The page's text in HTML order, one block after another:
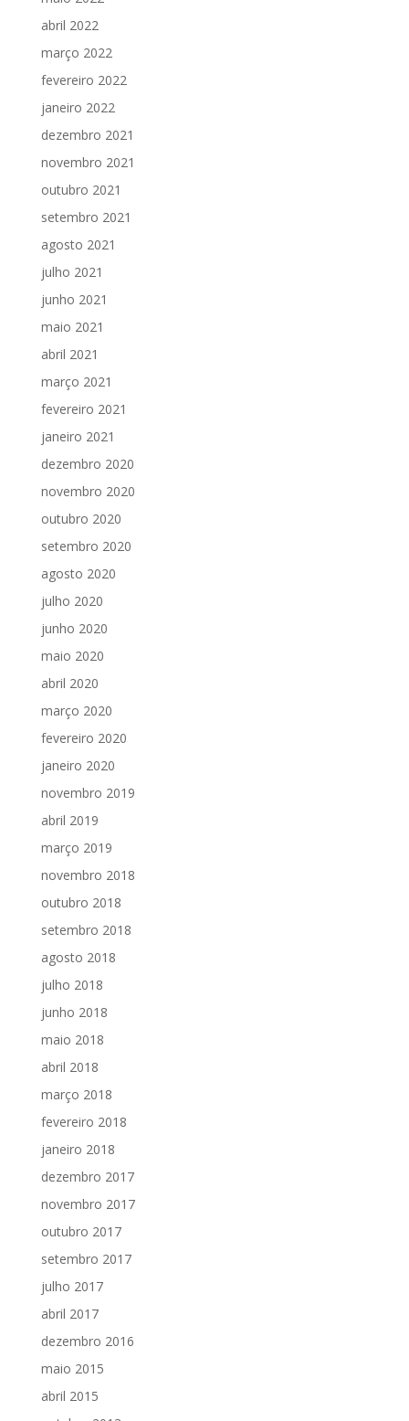
abril 2022
março 2022
fevereiro 2022
janeiro 2022
dezembro 2021
novembro 2021
outubro 2021
setembro 2021
agosto 2021
julho 2021
junho 2021
maio 2021
abril 2021
março 2021
fevereiro 2021
janeiro 2021
dezembro 2020
novembro 2020
outubro 2020
setembro 2020
agosto 2020
julho 2020
junho 2020
maio 2020
abril 2020
março 2020
fevereiro 2020
janeiro 2020
novembro 2019
abril 2019
março 2019
novembro 2018
outubro 2018
setembro 2018
agosto 2018
julho 2018
junho 2018
maio 2018
abril 2018
março 2018
fevereiro 2018
janeiro 2018
dezembro 2017
novembro 2017
outubro 2017
setembro 2017
julho 2017
abril 2017
dezembro 2016
maio 2015
abril 2015